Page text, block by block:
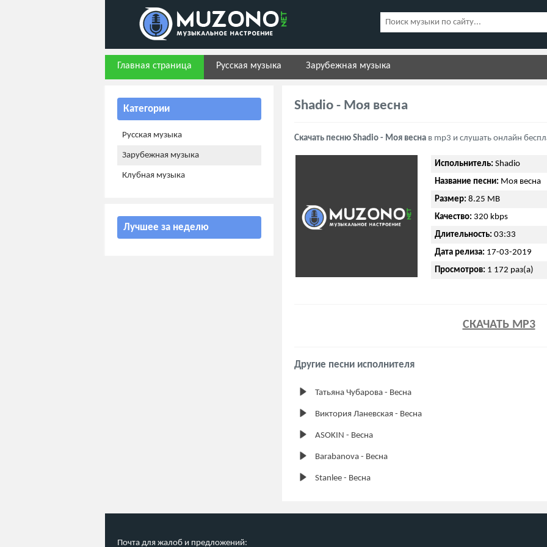
Главная страница Русская музыка Зарубежная музыка
Shadio - Моя весна
Скачать песню Shadio - Моя весна в mp3 и слушать онлайн
Испольнитель: Shadio
Название песни: Моя весна
Размер: 8.25 MB
Качество: 320 kbps
Длительность: 03:33
Дата релиза: 17-03-2019
Просмотров: 1 172 раз(а)
СКАЧАТЬ MP3
Другие песни исполнителя
Татьяна Чубарова - Весна
Виктория Ланевская - Весна
ASOKIN - Весна
Barabanova - Весна
Stanlee - Весна
Категории
Русская музыка
Зарубежная музыка
Клубная музыка
Лучшее за неделю
Почта для жалоб и предложений: